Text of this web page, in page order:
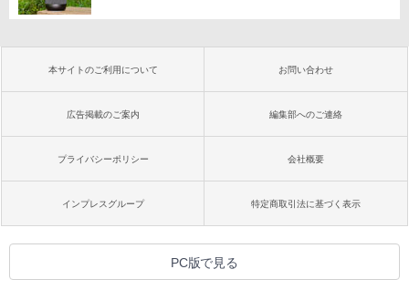
本サイトのご利用について お問い合わせ
広告掲載のご案内 編集部へのご連絡
プライバシーポリシー 会社概要
インプレスグループ 特定商取引法に基づく表示
PC版で見る